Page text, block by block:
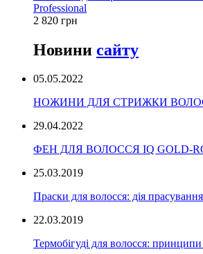
Professional
2 820 грн
Новини сайту
05.05.2022
НОЖИНИ ДЛЯ СТРИЖКИ
29.04.2022
ФЕН ДЛЯ ВОЛОССЯ IQ GOLD-
25.03.2019
Праски для волосся: дія
22.03.2019
Термобігуді для волосся: